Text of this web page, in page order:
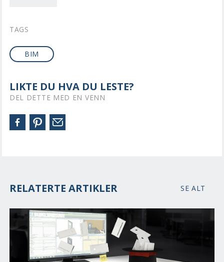
TAGS
BIM
LIKTE DU HVA DU LESTE?
DEL DETTE MED EN VENN
RELATERTE ARTIKLER SE ALT